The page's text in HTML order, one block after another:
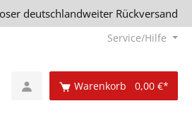
deutschlandweiter Rückversand
Service/Hilfe
Warenkorb 0,00 €*